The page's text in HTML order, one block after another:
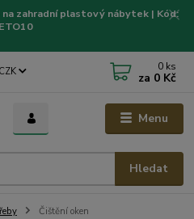
na zahradní plastový nábytek | Kód:
Menu
CZK
Hledat
0 ks
za 0 Kč
Čištění oken